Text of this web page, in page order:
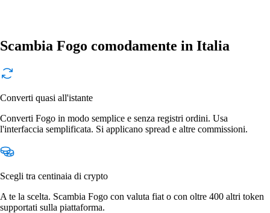
Scambia Fogo comodamente in Italia
Converti quasi all'istante
Converti Fogo in modo semplice e senza registri ordini. Usa
l'interfaccia semplificata. Si applicano spread e altre commissioni.
Scegli tra centinaia di crypto
A te la scelta. Scambia Fogo con valuta fiat o con oltre 400 altri token
supportati sulla piattaforma.